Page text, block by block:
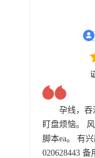
孕线，吞
盯盘烦恼。
脚本ea。 有
020628443 备